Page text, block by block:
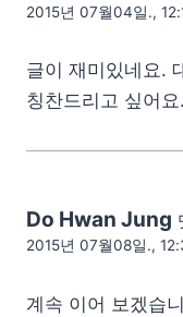
2015년 07월04일.,
글이 재미있네요.
칭찬드리고 싶어요.
Do Hwan Jung
2015년 07월08일.,
계속 이어 보겠습